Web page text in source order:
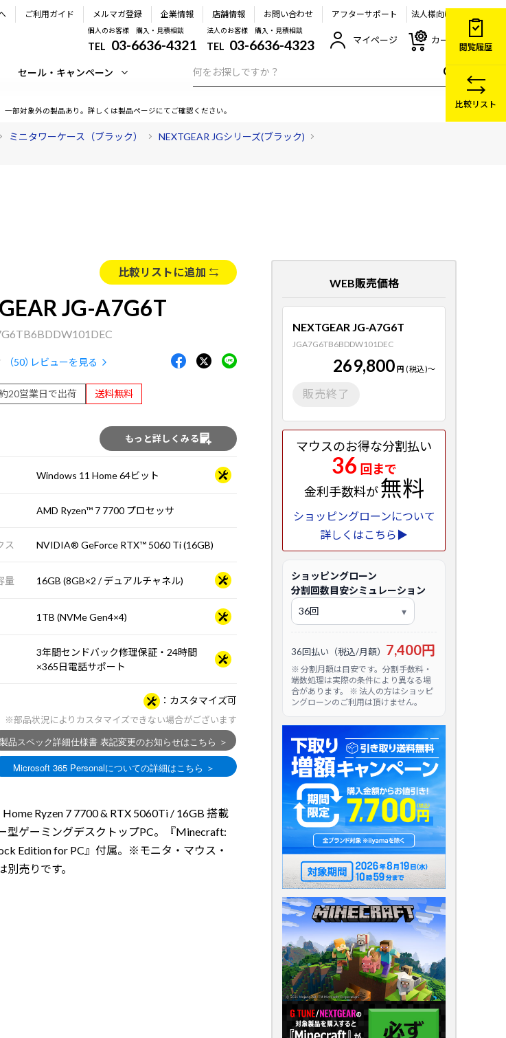
ご利用ガイド メルマガ登録 企業情報 店舗情報 お問い合わせ アフターサポート 法人様向け
個人のお客様 購入・見積相談
TEL 03-6636-4321
法人のお客様 購入・見積相談
TEL 03-6636-4323 マイページ カート
セール・キャンペーン
一部対象外の製品あり。詳しくは製品ページにてご確認ください。
ミニタワーケース（ブラック）
NEXTGEAR JGシリーズ(ブラック)
比較リストに追加
JG-A7G6T
（50）レビューを見る
20営業日で出荷 送料無料
もっと詳しくみる
Windows 11 Home 64ビット
AMD Ryzen™ 7 7700 プロセッサ
ス NVIDIA® GeForce RTX™ 5060 Ti (16GB)
量 16GB (8GB×2 / デュアルチャネル)
1TB (NVMe Gen4×4)
3年間センドバック修理保証・24時間
×365日電話サポート
カスタマイズ可
※部品状況によりカスタマイズできない場合がございます
Ryzen 7 7700 & RTX 5060Ti / 16GB 搭載
型ゲーミングデスクトップPC。『Minecraft:
Edition for PC』付属。※モニタ・マウス・
別売りです。
WEB販売価格
NEXTGEAR JG-A7G6T
JGA7G6TB6BDDW101DEC
269,800 円 (税込)～
販売終了
マウスのお得な分割払い
36 回まで
金利手数料が無料
ショッピングローンについて
詳しくはこちら▶
ショッピングローン
分割回数目安シミュレーション
36回払い（税込/月額） 7,400円
※ 分割月額は目安です。分割手数料・
端数処理は実際の条件により異なる場
合があります。 ※ 法人の方はショッピ
ングローンのご利用は頂けません。
閲覧履歴
比較リスト